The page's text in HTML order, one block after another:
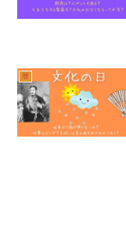
暦